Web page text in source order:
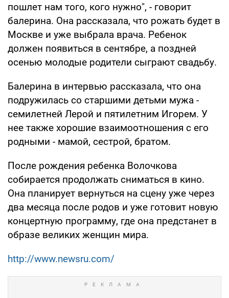
пошлет нам того, кого нужно", - говорит
балерина. Она рассказала, что рожать будет в
Москве и уже выбрала врача. Ребенок
должен появиться в сентябре, а поздней
осенью молодые родители сыграют свадьбу.
Балерина в интервью рассказала, что она
подружилась со старшими детьми мужа -
семилетней Лерой и пятилетним Игорем. У
нее также хорошие взаимоотношения с его
родными - мамой, сестрой, братом.
После рождения ребенка Волочкова
собирается продолжать сниматься в кино.
Она планирует вернуться на сцену уже через
два месяца после родов и уже готовит новую
концертную программу, где она предстанет в
образе великих женщин мира.
http://www.newsru.com/